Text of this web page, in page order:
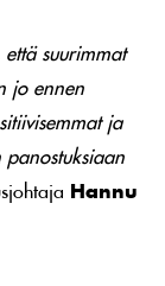
että suurimmat
jo ennen
ja
Hannu